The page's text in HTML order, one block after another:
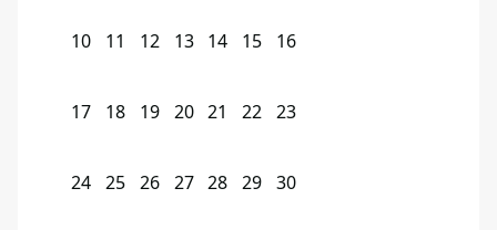
10 11 12 13 14 15 16
17 18 19 20 21 22 23
24 25 26 27 28 29 30